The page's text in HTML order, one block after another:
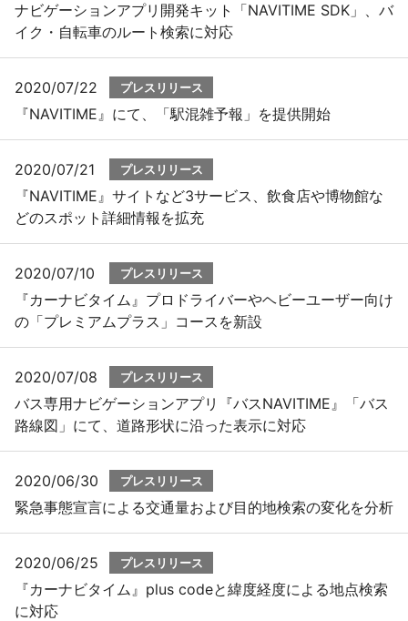
ナビゲーションアプリ開発キット「NAVITIME SDK」、バ
イク・自転車のルート検索に対応
2020/07/22 プレスリリース
『NAVITIME』にて、「駅混雑予報」を提供開始
2020/07/21 プレスリリース
『NAVITIME』サイトなど3サービス、飲食店や博物館な
どのスポット詳細情報を拡充
2020/07/10 プレスリリース
『カーナビタイム』プロドライバーやヘビーユーザー向け
の「プレミアムプラス」コースを新設
2020/07/08 プレスリリース
バス専用ナビゲーションアプリ『バスNAVITIME』「バス
路線図」にて、道路形状に沿った表示に対応
2020/06/30 プレスリリース
緊急事態宣言による交通量および目的地検索の変化を分析
2020/06/25 プレスリリース
『カーナビタイム』plus codeと緯度経度による地点検索
に対応